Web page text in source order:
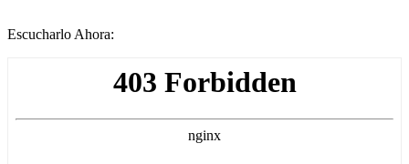
Escucharlo Ahora: